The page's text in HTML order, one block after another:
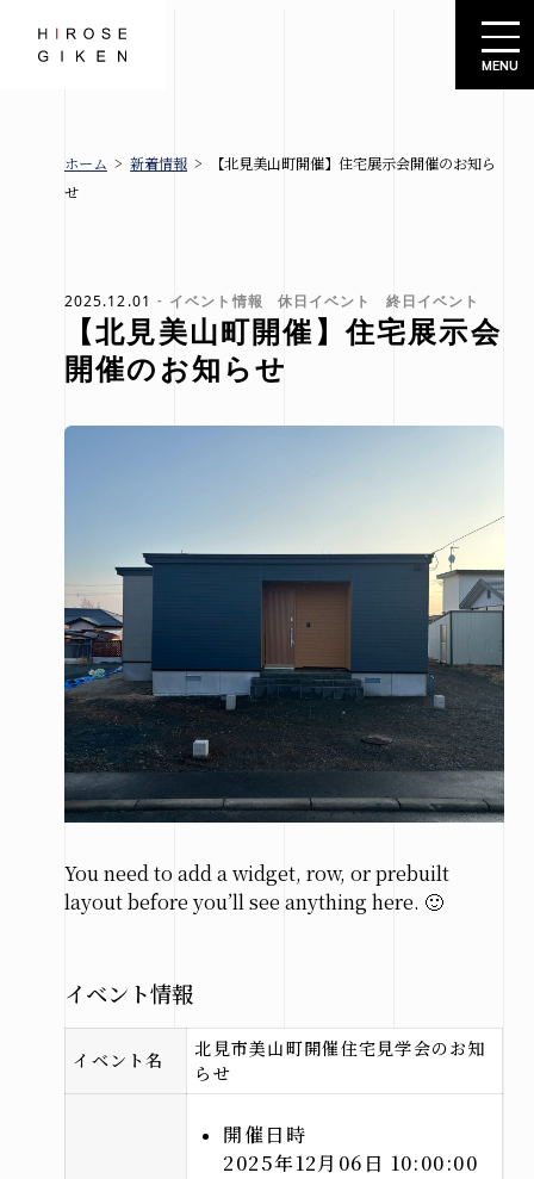
株式会社広瀬技建
ホーム > 新着情報 >
【北見美山町開催】住宅展示会開催のお知ら
せ
2025.12.01 イベント情報 休日イベント 終日イベント
【北見美山町開催】住宅展示会
開催のお知らせ
You need to add a widget, row, or prebuilt
layout before you’ll see anything here. 🙂
イベント情報
イベント名
北見市美山町開催住宅見学会のお知
らせ
開催日時
2025年12月06日 10:00:00
広瀬技建
規格住宅
-シエロ・
ソーレ-
市
その他
の地域
施工実績
本店
北見
新着情報
お知
らせ
情報
お問い合わせ
来場予約はこちら